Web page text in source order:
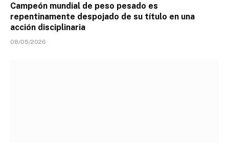
Campeón mundial de peso pesado es
repentinamente despojado de su título en una
acción disciplinaria
08/05/2026